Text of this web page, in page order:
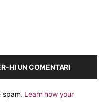
HI UN COMENTARI
spam. Learn how your